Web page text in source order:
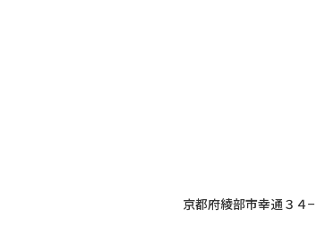
京都府綾部市幸通３４